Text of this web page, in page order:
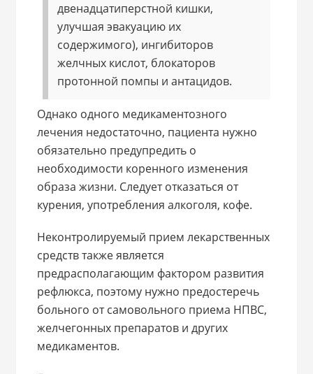
двенадцатиперстной кишки,
улучшая эвакуацию их
содержимого), ингибиторов
желчных кислот, блокаторов
протонной помпы и антацидов.
Однако одного медикаментозного
лечения недостаточно, пациента нужно
обязательно предупредить о
необходимости коренного изменения
образа жизни. Следует отказаться от
курения, употребления алкоголя, кофе.
Неконтролируемый прием лекарственных
средств также является
предрасполагающим фактором развития
рефлюкса, поэтому нужно предостеречь
больного от самовольного приема НПВС,
желчегонных препаратов и других
медикаментов.